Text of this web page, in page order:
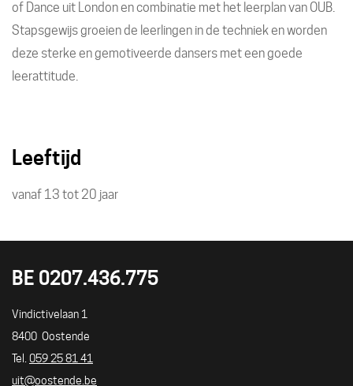
of Dance uit London en combinatie met het leerplan van OUB.
Stapsgewijs groeien de leerlingen in de techniek en worden
deze sterke en gemotiveerde dansers met een goede
leerattitude.
Leeftijd
vanaf 13 tot 20 jaar
BE 0207.436.775
UITLOKET
Adres
Vindictivelaan 1
8400 Oostende
Tel./GSM
059 25 81 41
E-
uit@oostende.be